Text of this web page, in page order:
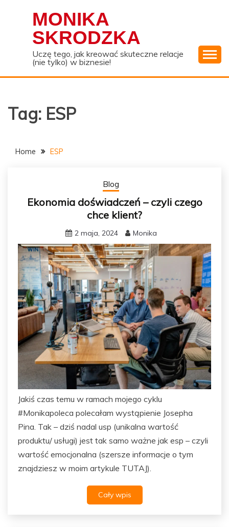
MONIKA
SKRODZKA
Uczę tego, jak kreować skuteczne relacje
(nie tylko) w biznesie!
Tag: ESP
Home ESP
Blog
Ekonomia doświadczeń – czyli czego
chce klient?
2 maja, 2024 Monika
Jakiś czas temu w ramach mojego cyklu
#Monikapoleca polecałam wystąpienie Josepha
Pina. Tak – dziś nadal usp (unikalna wartość
produktu/ usługi) jest tak samo ważne jak esp – czyli
wartość emocjonalna (szersze informacje o tym
znajdziesz w moim artykule TUTAJ).
Cały wpis